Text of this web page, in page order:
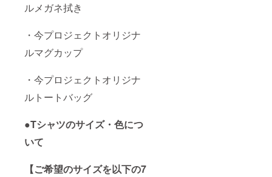
ルメガネ拭き
・今プロジェクトオリジナ
ルマグカップ
・今プロジェクトオリジナ
ルトートバッグ
●Tシャツのサイズ・色につ
いて
【ご希望のサイズを以下の7